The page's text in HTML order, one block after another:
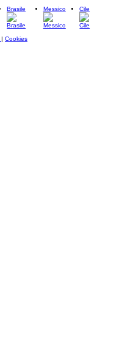
Brasile Messico Cile
| Cookies